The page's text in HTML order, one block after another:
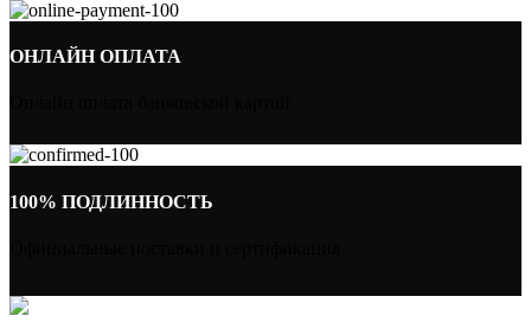
ОНЛАЙН ОПЛАТА
100% ПОДЛИННОСТЬ